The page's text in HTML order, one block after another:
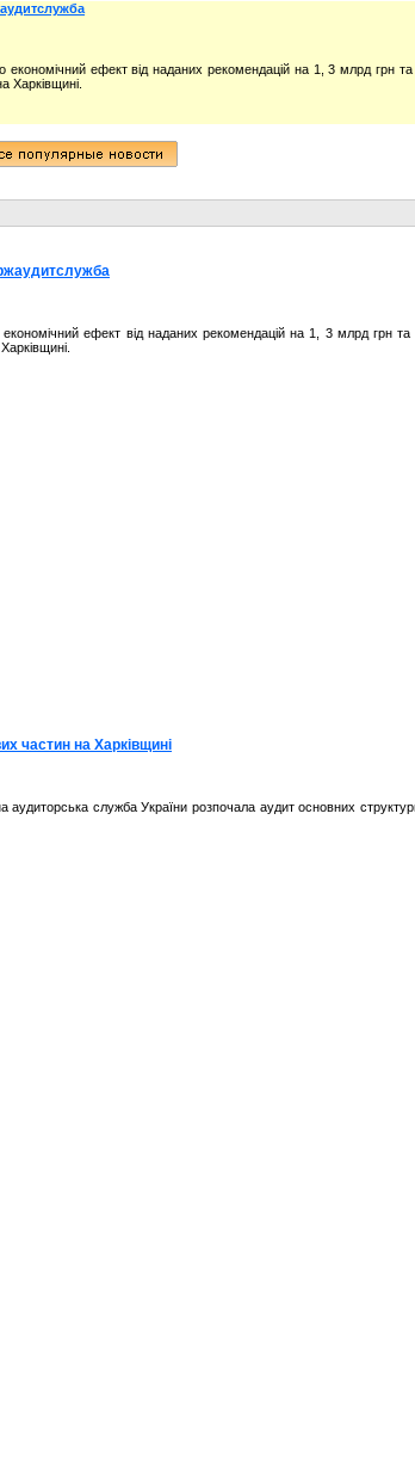
ефект від наданих рекомендацій на 1, 3 млрд грн
Харківщині.
ефект від наданих рекомендацій на 1, 3 млрд грн та
частин на Харківщині
служба України розпочала аудит основних